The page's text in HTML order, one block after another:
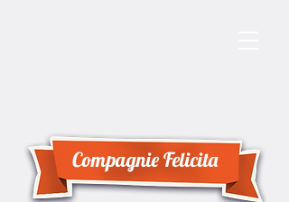
Compagnie Felicita